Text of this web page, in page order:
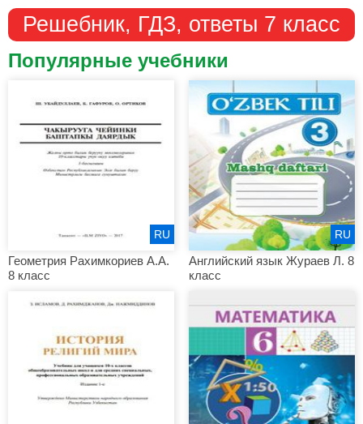
Решебник, ГДЗ, ответы 7 класс
Популярные учебники
Геометрия Рахимкориев А.А.
8 класс
RU
Английский язык Жураев Л. 8
класс
RU